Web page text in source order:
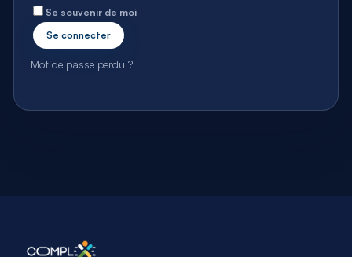
Se souvenir de moi
Se connecter
Mot de passe perdu ?